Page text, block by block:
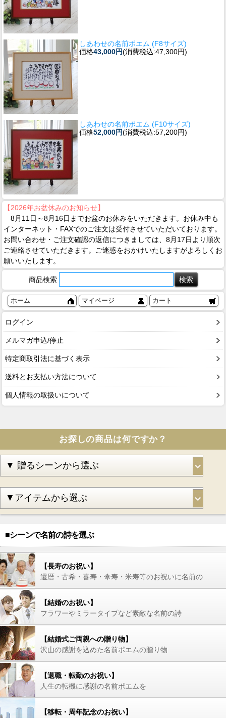
しあわせの名前ポエム (F8サイズ)
価格43,000円(消費税込:47,300円)
しあわせの名前ポエム (F10サイズ)
価格52,000円(消費税込:57,200円)
【2026年お盆休みのお知らせ】
8月11日～8月16日までお盆のお休みをいただきます。お休み中も
インターネット・FAXでのご注文は受付させていただいております。
お問い合わせ・ご注文確認の返信につきましては、8月17日より順次
ご連絡させていただきます。ご迷惑をおかけいたしますがよろしくお
願いいたします。
商品検索
ホーム マイページ カート
ログイン
メルマガ申込/停止
特定商取引法に基づく表示
送料とお支払い方法について
個人情報の取扱いについて
お探しの商品は何ですか？
■シーンで名前の詩を選ぶ
【長寿のお祝い】
【結婚のお祝い】
フラワーやミラータイプなど素敵な名前の詩
【結婚式ご両親への贈り物】
沢山の感謝を込めた名前ポエムの贈り物
【退職・転勤のお祝い】
人生の転機に感謝の名前ポエムを
【移転・周年記念のお祝い】